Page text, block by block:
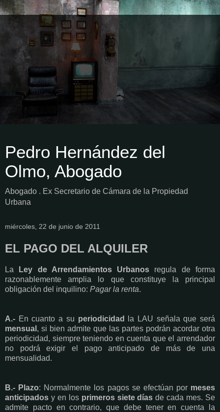
Pedro Hernández del
Olmo, Abogado
Abogado . Ex Secretario de Cámara de la Propiedad
Urbana
miércoles, 22 de junio de 2011
EL PAGO DEL ALQUILER
La Ley de Arrendamientos Urbanos regula de forma
razonablemente amplia lo que constituye la principal
obligación del inquilino: Pagar la renta.
A.- En cuanto a su periodicidad
la LAU señala que será
mensual , si bien admite que las partes podrán acordar otra
periodicidad, siempre teniendo en cuenta que el arrendador
no podrá exigir el pago anticipado de más de una
mensualidad.
B.- Plazo: Normalmente los pagos se efectúan por meses
anticipados y en los primeros siete días de cada mes. Se
admite pacto en contrario, que debe tener en cuenta la